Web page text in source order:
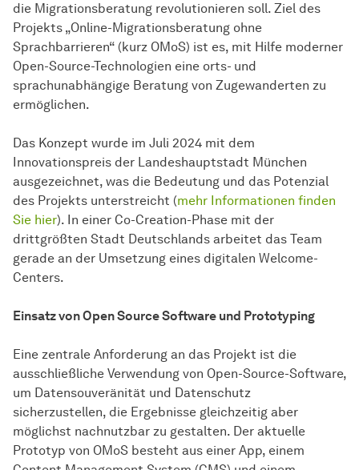
die Migrationsberatung revolutionieren soll. Ziel des
Projekts „Online-Migrationsberatung ohne
Sprachbarrieren“ (kurz OMoS) ist es, mit Hilfe moderner
Open-Source-Technologien eine orts- und
sprachunabhängige Beratung von Zugewanderten zu
ermöglichen.
Das Konzept wurde im Juli 2024 mit dem
Innovationspreis der Landeshauptstadt München
ausgezeichnet, was die Bedeutung und das Potenzial
des Projekts unterstreicht (mehr Informationen finden
Sie hier). In einer Co-Creation-Phase mit der
drittgrößten Stadt Deutschlands arbeitet das Team
gerade an der Umsetzung eines digitalen Welcome-
Centers.
Einsatz von Open Source Software und Prototyping
Eine zentrale Anforderung an das Projekt ist die
ausschließliche Verwendung von Open-Source-Software,
um Datensouveränität und Datenschutz
sicherzustellen, die Ergebnisse gleichzeitig aber
möglichst nachnutzbar zu gestalten. Der aktuelle
Prototyp von OMoS besteht aus einer App, einem